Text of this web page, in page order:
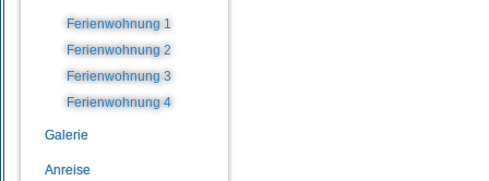
Ferienwohnung 1
Ferienwohnung 2
Ferienwohnung 3
Ferienwohnung 4
Galerie
Anreise